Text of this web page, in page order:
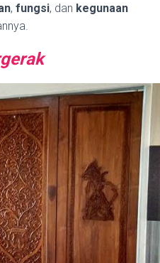
, fungsi, dan kegunaan